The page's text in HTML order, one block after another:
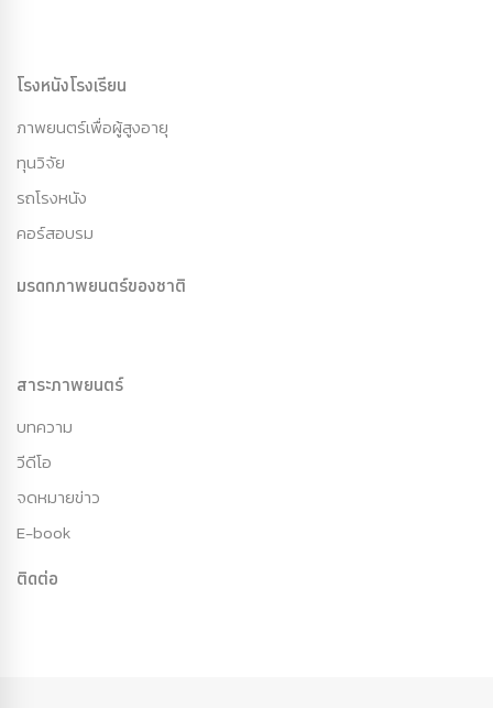
โรงหนังโรงเรียน
ภาพยนตร์เพื่อผู้สูงอายุ
ทุนวิจัย
รถโรงหนัง
คอร์สอบรม
มรดกภาพยนตร์ของชาติ
สาระภาพยนตร์
บทความ
วีดีโอ
จดหมายข่าว
E-book
ติดต่อ